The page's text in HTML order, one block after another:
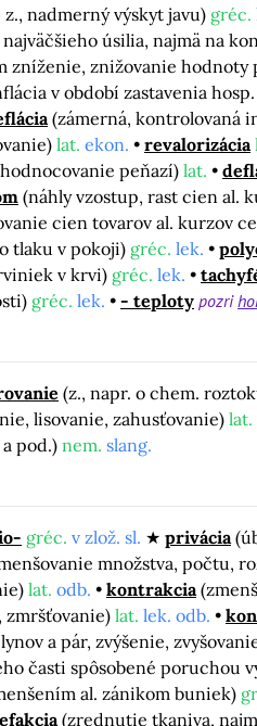
nadmerný výskyt javu) gréc.
úsilia, najmä na
zníženie, znižovanie
v období zastavenia
(zámerná, kontrolovaná
lat. ekon. revalorizácia
peňazí) lat.
(náhly vzostup, rast cien al.
cien tovarov al. kurzov
tlaku v pokoji) gréc. lek.
v krvi) gréc. lek.
gréc. lek. - teploty pozri
(z., napr. o chem.
lisovanie, zahusťovanie)lat.
pod.) nem. slang.
gréc. v zlož. sl. privácia
množstva, počtu,
lat. odb. kontrakcia
zmršťovanie) lat. lek. odb.
a pár, zvýšenie,
časti spôsobené poruchou
al. zánikom buniek)
(zrednutie tkaniva,